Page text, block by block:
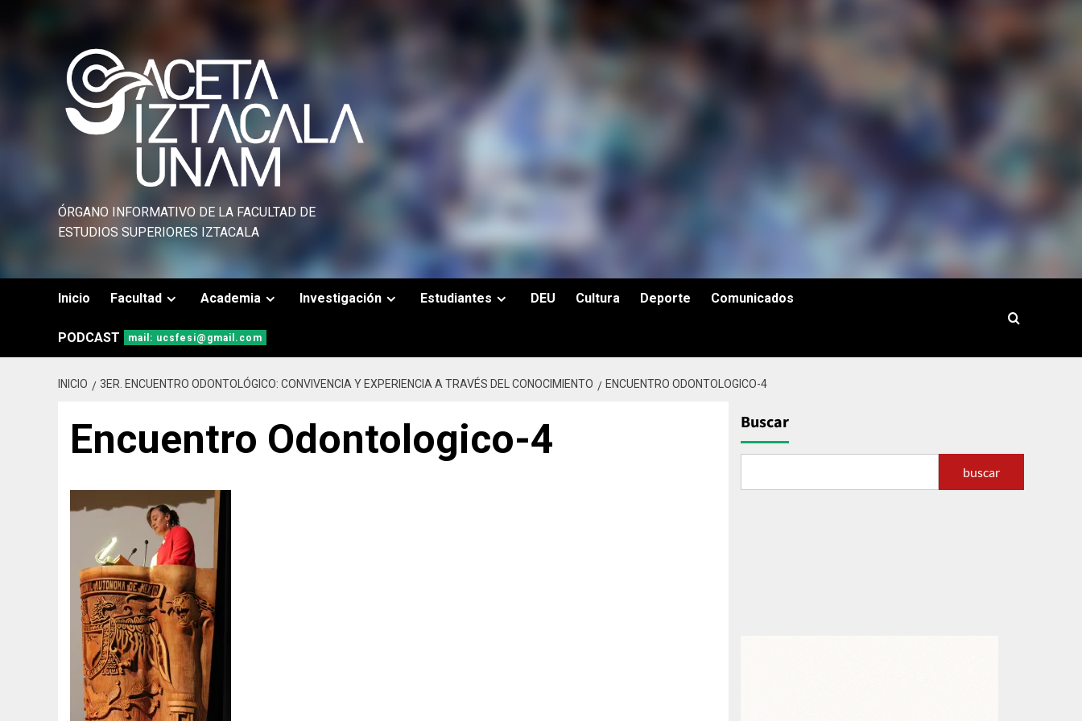
ÓRGANO INFORMATIVO DE LA FACULTAD DE
ESTUDIOS SUPERIORES IZTACALA
Inicio Facultad Academia Investigación Estudiantes DEU Cultura Deporte Comunicados
PODCAST mail: ucsfesi@gmail.com
INICIO 3ER. ENCUENTRO ODONTOLÓGICO: CONVIVENCIA Y EXPERIENCIA A TRAVÉS DEL CONOCIMIENTO ENCUENTRO ODONTOLOGICO-4
Encuentro Odontologico-4 Buscar
buscar